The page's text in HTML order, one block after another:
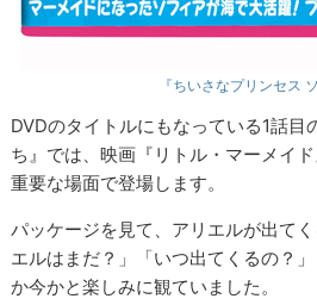
『ちいさなプリンセス
DVDのタイトルにもなっている1話目
ち』では、映画『リトル・マーメイ
重要な場面で登場します。
パッケージを見て、アリエルが出て
エルはまだ？」「いつ出てくるの？
か今かと楽しみに観ていました。